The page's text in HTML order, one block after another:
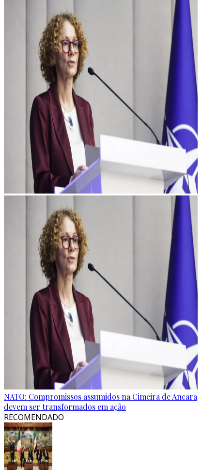
NATO: Compromissos assumidos na Cimeira de Ancara
devem ser transformados em ação
RECOMENDADO